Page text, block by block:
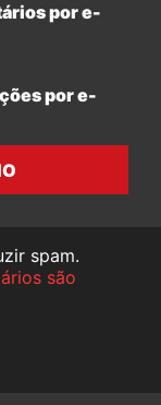
por e-
por e-
spam.
são